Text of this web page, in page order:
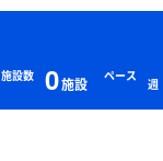
施設数 0施設 ペース
週